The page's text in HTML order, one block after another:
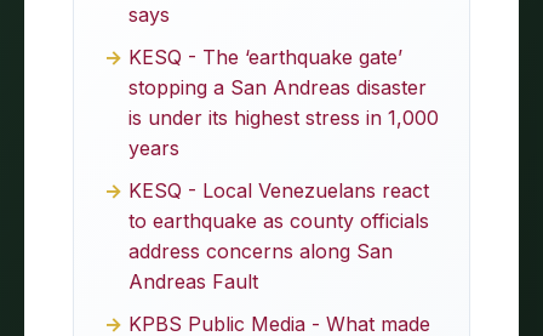
says
KESQ - The ‘earthquake gate’
stopping a San Andreas disaster
is under its highest stress in 1,000
years
KESQ - Local Venezuelans react
to earthquake as county officials
address concerns along San
Andreas Fault
KPBS Public Media - What made